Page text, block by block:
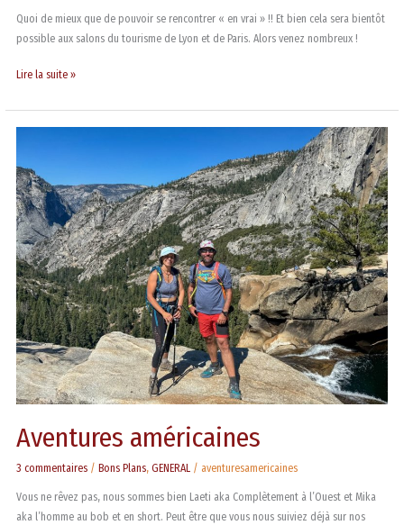
Quoi de mieux que de pouvoir se rencontrer « en vrai » !! Et bien cela sera bientôt
possible aux salons du tourisme de Lyon et de Paris. Alors venez nombreux !
Lire la suite »
Aventures américaines
3 commentaires / Bons Plans,GENERAL / aventuresamericaines
Vous ne rêvez pas, nous sommes bien Laeti aka Complètement à l’Ouest et Mika
aka l’homme au bob et en short. Peut être que vous nous suiviez déjà sur nos